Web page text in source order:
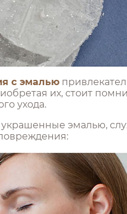
с эмалью
их, стоит
ухода.
эмалью,